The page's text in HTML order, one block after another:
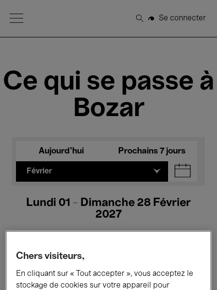
Open Menu
Rechercher
Se connecter
Ce qui se passe à
Bozar
Aujourd'hui Prochains 7 jours
Février
Lundi 01 - Dimanche 28 Février
2027
Tous les événements Concerts
Chers visiteurs,
En cliquant sur « Tout accepter », vous acceptez le
stockage de cookies sur votre appareil pour